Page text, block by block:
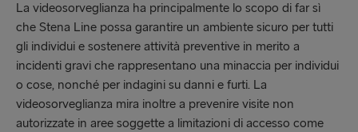
La videosorveglianza ha principalmente lo scopo di far sì
che Stena Line possa garantire un ambiente sicuro per tutti
gli individui e sostenere attività preventive in merito a
incidenti gravi che rappresentano una minaccia per individui
o cose, nonché per indagini su danni e furti. La
videosorveglianza mira inoltre a prevenire visite non
autorizzate in aree soggette a limitazioni di accesso come